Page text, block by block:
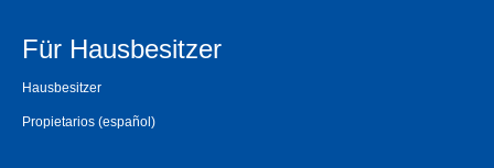
Für Hausbesitzer
Hausbesitzer
Propietarios (español)